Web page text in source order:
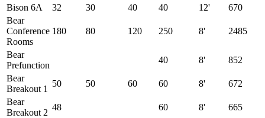
Bison 6A
32 30 40 40 12'
670
Bear
Conference
Rooms
180 80 120 250 8' 2485
Bear
Prefunction
40 8'
852
Bear
Breakout 1
50 50 60 60 8'
672
Bear
Breakout 2
48 60 8'
665